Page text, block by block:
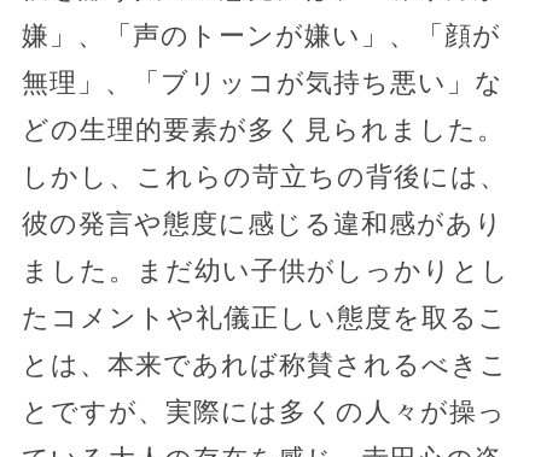
嫌」、「声のトーンが嫌い」、「顔が
無理」、「ブリッコが気持ち悪い」な
どの生理的要素が多く見られました。
しかし、これらの苛立ちの背後には、
彼の発言や態度に感じる違和感があり
ました。まだ幼い子供がしっかりとし
たコメントや礼儀正しい態度を取るこ
とは、本来であれば称賛されるべきこ
とですが、実際には多くの人々が操っ